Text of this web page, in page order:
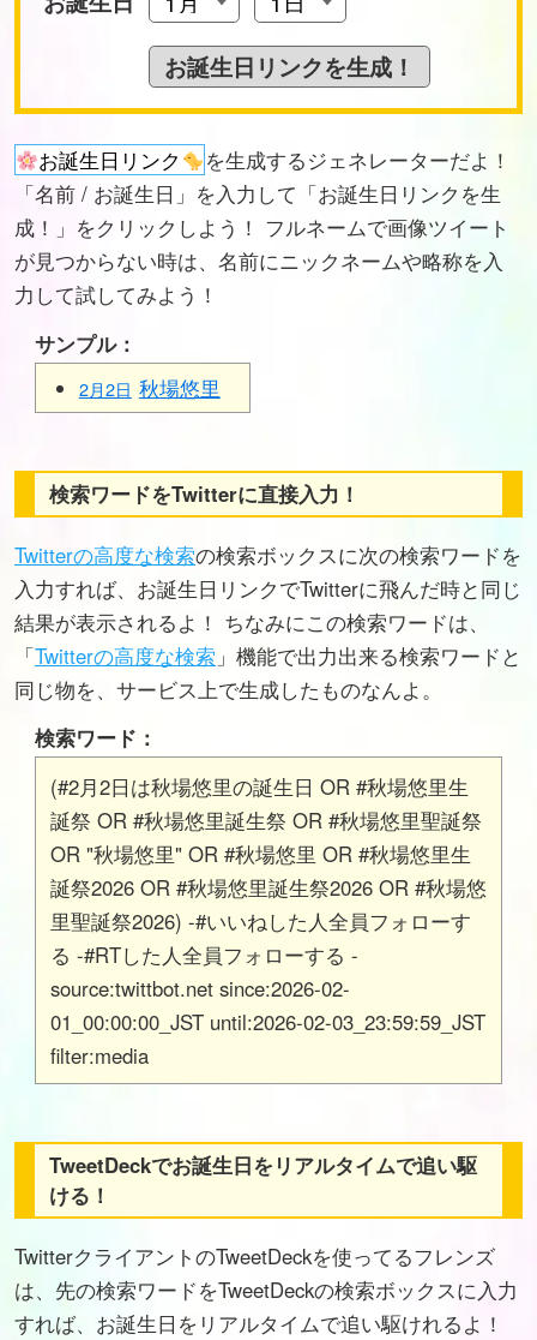
お誕生日リンク
を生成するジェネレーターだよ！
「名前 / お誕生日」を入力して「お誕生日リンクを生
成！」をクリックしよう！ フルネームで画像ツイート
が見つからない時は、名前にニックネームや略称を入
力して試してみよう！
サンプル：
2月2日 秋場悠里
検索ワードをTwitterに直接入力！
Twitterの高度な検索の検索ボックスに次の検索ワードを
入力すれば、お誕生日リンクでTwitterに飛んだ時と同じ
結果が表示されるよ！ ちなみにこの検索ワードは、
「Twitterの高度な検索 」機能で出力出来る検索ワードと
同じ物を、サービス上で生成したものなんよ。
検索ワード：
(#2月2日は秋場悠里の誕生日 OR #秋場悠里生
誕祭 OR #秋場悠里誕生祭 OR #秋場悠里聖誕祭
OR "秋場悠里" OR #秋場悠里 OR #秋場悠里生
誕祭2026 OR #秋場悠里誕生祭2026 OR #秋場悠
里聖誕祭2026) -#いいねした人全員フォローす
る -#RTした人全員フォローする -
source:twittbot.net since:2026-02-
01_00:00:00_JST until:2026-02-03_23:59:59_JST
filter:media
TweetDeckでお誕生日をリアルタイムで追い駆
ける！
TwitterクライアントのTweetDeckを使ってるフレンズ
は、先の検索ワードをTweetDeckの検索ボックスに入力
すれば、お誕生日をリアルタイムで追い駆けれるよ！